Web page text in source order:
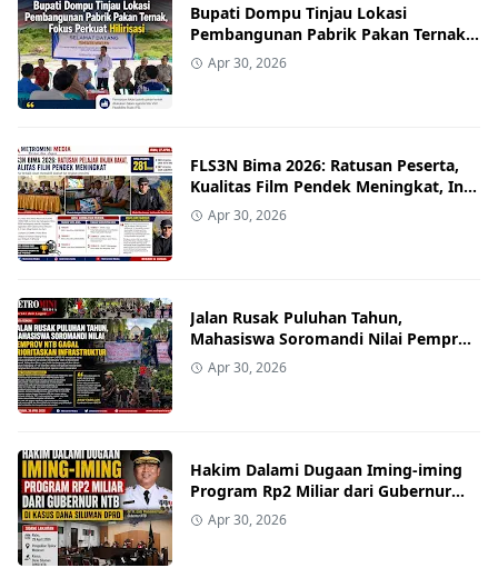
Bupati Dompu Tinjau Lokasi
Pembangunan Pabrik Pakan Ternak,
Fokus Perkuat Hilirisasi
Apr 30, 2026
FLS3N Bima 2026: Ratusan Peserta,
Kualitas Film Pendek Meningkat, Ini
Daftar Juara Kota dan Kabupaten
Apr 30, 2026
Jalan Rusak Puluhan Tahun,
Mahasiswa Soromandi Nilai Pemprov
NTB Gagal Prioritaskan Infrastruktur
Apr 30, 2026
Hakim Dalami Dugaan Iming-iming
Program Rp2 Miliar dari Gubernur
NTB dalam Kasus Dana Siluman DPRD
Apr 30, 2026